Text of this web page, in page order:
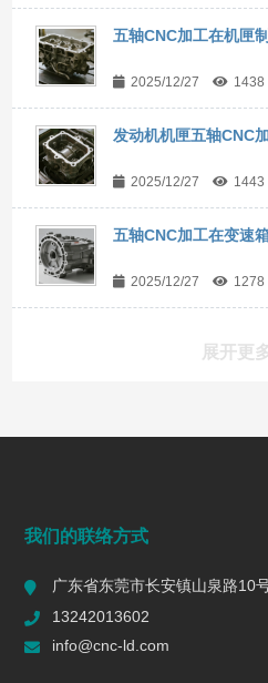
五轴CNC加工在机匣
2025/12/27 1438
发动机机匣五轴CNC
2025/12/27 1443
五轴CNC加工在变速
2025/12/27 1278
展开更
2026/07/28 145
我们的联络方式
广东省东莞市长安镇山泉路10
13242013602
info@cnc-ld.com